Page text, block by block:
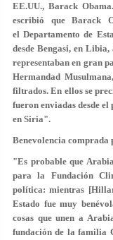
EE.UU., Barack
escribió que Barack
el Departamento de
desde Bengasi, en
representaban en gran
Hermandad
filtrados. En ellos se
fueron enviadas desde
en Siria".
Benevolencia comprada
"Es probable que
para la Fundación
política: mientras
Estado fue muy
cosas que unen a
fundación de la familia